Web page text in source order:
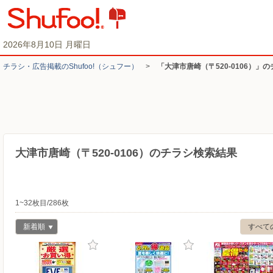
2026年8月10日 月曜日
チラシ・​広告掲載の​Shufoo!​（シュフー） > 「大津市唐崎（〒520-0106）」
大津市唐崎（〒520-0106）のチラシ検索結果
1~32枚目/286枚
すべて
新着順